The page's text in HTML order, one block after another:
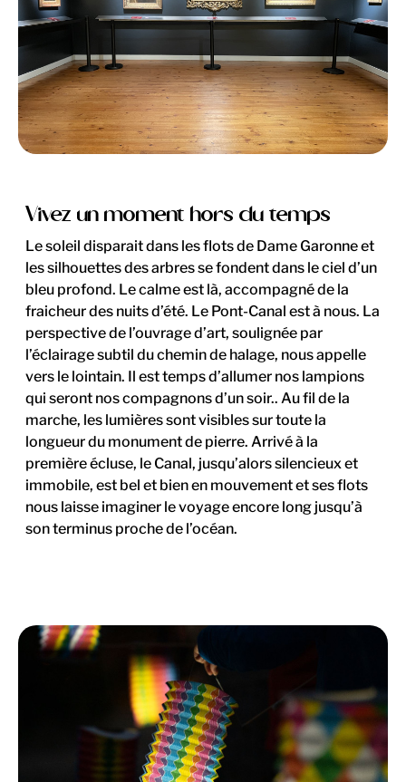
Vivez un moment hors du temps
Le soleil disparait dans les flots de Dame Garonne et
les silhouettes des arbres se fondent dans le ciel d’un
bleu profond. Le calme est là, accompagné de la
fraicheur des nuits d’été. Le Pont-Canal est à nous. La
perspective de l’ouvrage d’art, soulignée par
l’éclairage subtil du chemin de halage, nous appelle
vers le lointain. Il est temps d’allumer nos lampions
qui seront nos compagnons d’un soir.. Au fil de la
marche, les lumières sont visibles sur toute la
longueur du monument de pierre. Arrivé à la
première écluse, le Canal, jusqu’alors silencieux et
immobile, est bel et bien en mouvement et ses flots
nous laisse imaginer le voyage encore long jusqu’à
son terminus proche de l’océan.